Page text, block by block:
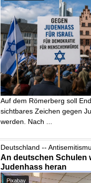
Auf dem Römerberg soll
sichtbares Zeichen gegen
werden. Nach ...
Deutschland --
An deutschen Schulen
Judenhass heran
Pixabay